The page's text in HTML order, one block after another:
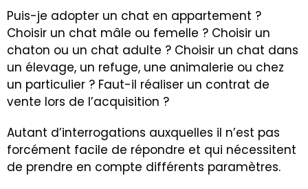
Puis-je adopter un chat en appartement ?
Choisir un chat mâle ou femelle ? Choisir un
chaton ou un chat adulte ? Choisir un chat dans
un élevage, un refuge, une animalerie ou chez
un particulier ? Faut-il réaliser un contrat de
vente lors de l’acquisition ?
Autant d’interrogations auxquelles il n’est pas
forcément facile de répondre et qui nécessitent
de prendre en compte différents paramètres.